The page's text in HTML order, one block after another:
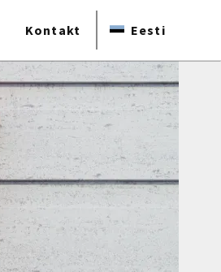
Kontakt Eesti